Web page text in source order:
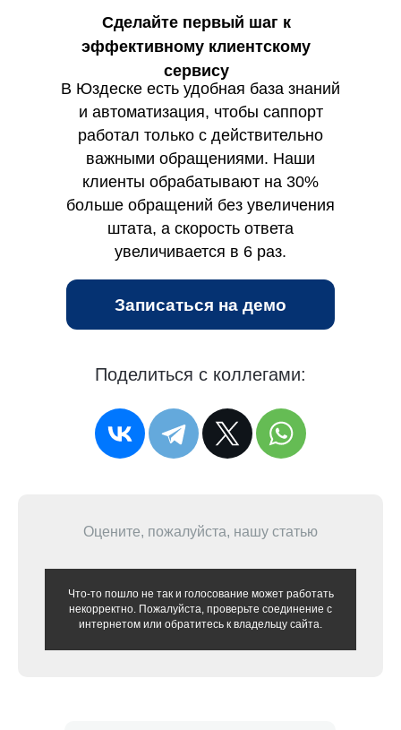
Сделайте первый шаг к
эффективному клиентскому
сервису
В Юздеске есть удобная база знаний
и автоматизация, чтобы саппорт
работал только с действительно
важными обращениями. Наши
клиенты обрабатывают на 30%
больше обращений без увеличения
штата, а скорость ответа
увеличивается в 6 раз.
Записаться на демо
Поделиться с коллегами:
Оцените, пожалуйста, нашу статью
Что-то пошло не так и голосование может работать
некорректно. Пожалуйста, проверьте соединение с
интернетом или обратитесь к владельцу сайта.